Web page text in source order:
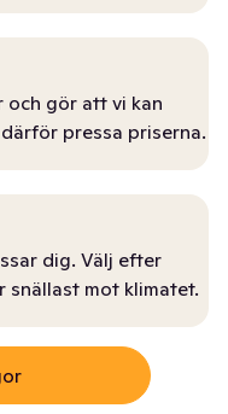
och gör att vi kan
pressa priserna.
dig. Välj efter
snällast mot klimatet.